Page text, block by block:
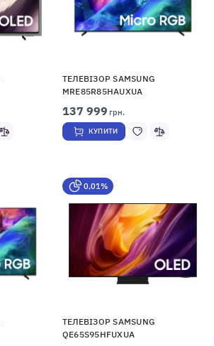
ТЕЛЕВІЗОР SAMSUNG
MRE85R85HAUXUA
137 999 грн.
КУПИТИ
0,01%
ТЕЛЕВІЗОР SAMSUNG
QE65S95HFUXUA